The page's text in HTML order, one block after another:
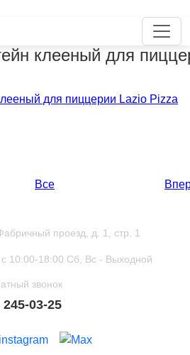
клееный для
Все
проезд, д. 1, стр. 1
10:00-18:00 Сб, Вс - Выходной
звонок
03-25